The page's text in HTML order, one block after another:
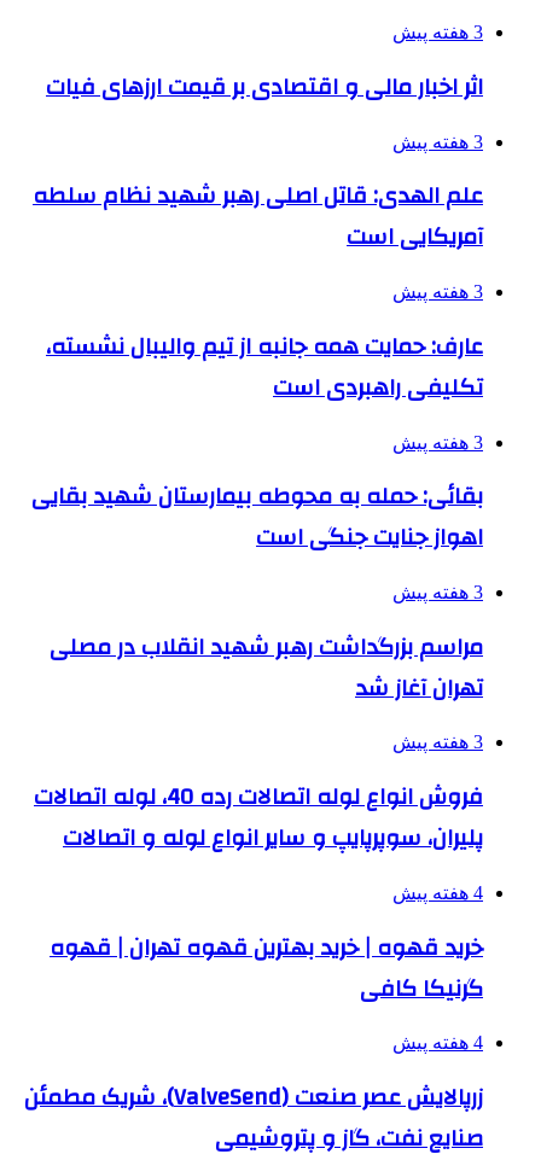
3 هفته پیش
اثر اخبار مالی و اقتصادی بر قیمت ارزهای فیات
3 هفته پیش
علم الهدی: قاتل اصلی رهبر شهید نظام سلطه
آمریکایی است
3 هفته پیش
عارف: حمایت همه جانبه از تیم والیبال نشسته،
تکلیفی راهبردی است
3 هفته پیش
بقائی: حمله به محوطه بیمارستان شهید بقایی
اهواز جنایت جنگی است
3 هفته پیش
مراسم بزرگداشت رهبر شهید انقلاب در مصلی
تهران آغاز شد
3 هفته پیش
فروش انواع لوله اتصالات رده 40، لوله اتصالات
پلیران، سوپرپایپ و سایر انواع لوله و اتصالات
4 هفته پیش
خرید قهوه | خرید بهترین قهوه تهران | قهوه
گرنیکا کافی
4 هفته پیش
زرپالایش عصر صنعت (ValveSend)، شریک مطمئن
صنایع نفت، گاز و پتروشیمی